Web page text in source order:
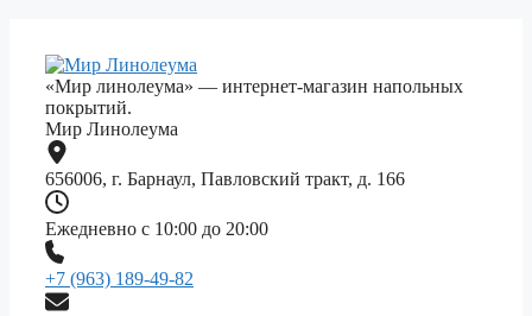
«Мир линолеума» — интернет-магазин напольных
покрытий.
Мир Линолеума
656006, г. Барнаул, Павловский тракт, д. 166
Ежедневно с 10:00 до 20:00
+7 (963) 189-49-82